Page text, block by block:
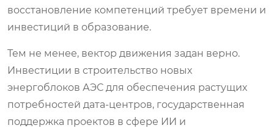
восстановление компетенций требует времени и
инвестиций в образование.
Тем не менее, вектор движения задан верно.
Инвестиции в строительство новых
энергоблоков АЭС для обеспечения растущих
потребностей дата-центров, государственная
поддержка проектов в сфере ИИ и